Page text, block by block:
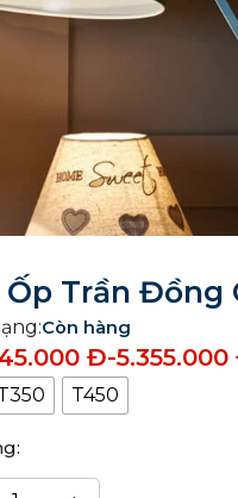
Trần Đồng
Còn hàng
Đ-5.355.000
T450